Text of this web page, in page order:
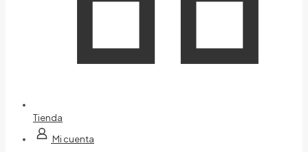
Tienda
Mi cuenta